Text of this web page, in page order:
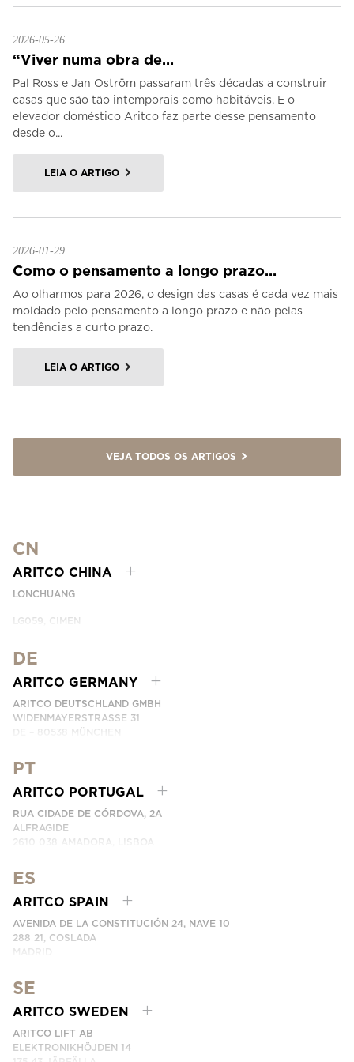
2026-05-26
“Viver numa obra de...
Pal Ross e Jan Oström passaram três décadas a construir
casas que são tão intemporais como habitáveis. E o
elevador doméstico Aritco faz parte desse pensamento
desde o...
LEIA O ARTIGO
2026-01-29
Como o pensamento a longo prazo...
Ao olharmos para 2026, o design das casas é cada vez mais
moldado pelo pensamento a longo prazo e não pelas
tendências a curto prazo.
LEIA O ARTIGO
VEJA TODOS OS ARTIGOS
CN
ARITCO CHINA
LONCHUANG
LG059, CIMEN
SHANGHAI, CHINA
EMAIL:INFO.CHINA@ARITCO.COM
NÚMERO DE TELEFONE: +86 400 6233 121
ENTRE EM CONTACTO CONNOSCO
DE
ARITCO GERMANY
ARITCO DEUTSCHLAND GMBH
WIDENMAYERSTRASSE 31
DE – 80538 MÜNCHEN
NÚMERO DE TELEFONE: +49 7123 9597272
ENTRE EM CONTACTO CONNOSCO
PT
ARITCO PORTUGAL
RUA CIDADE DE CÓRDOVA, 2A
ALFRAGIDE
2610 038 AMADORA, LISBOA
ARITCO PORTUGAL REPRESENTADO PELA LEVITA
NÚMERO DE TELEFONE:
ES
ARITCO SPAIN
AVENIDA DE LA CONSTITUCIÓN 24, NAVE 10
288 21, COSLADA
MADRID
NÚMERO DE TELEFONE: (+34) 918 622 552
ENTRE EM CONTACTO CONNOSCO
SE
ARITCO SWEDEN
ARITCO LIFT AB
ELEKTRONIKHÖJDEN 14